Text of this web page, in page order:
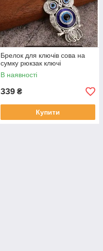
Брелок для ключів сова на
сумку рюкзак ключі
В наявності
339 ₴
Купити